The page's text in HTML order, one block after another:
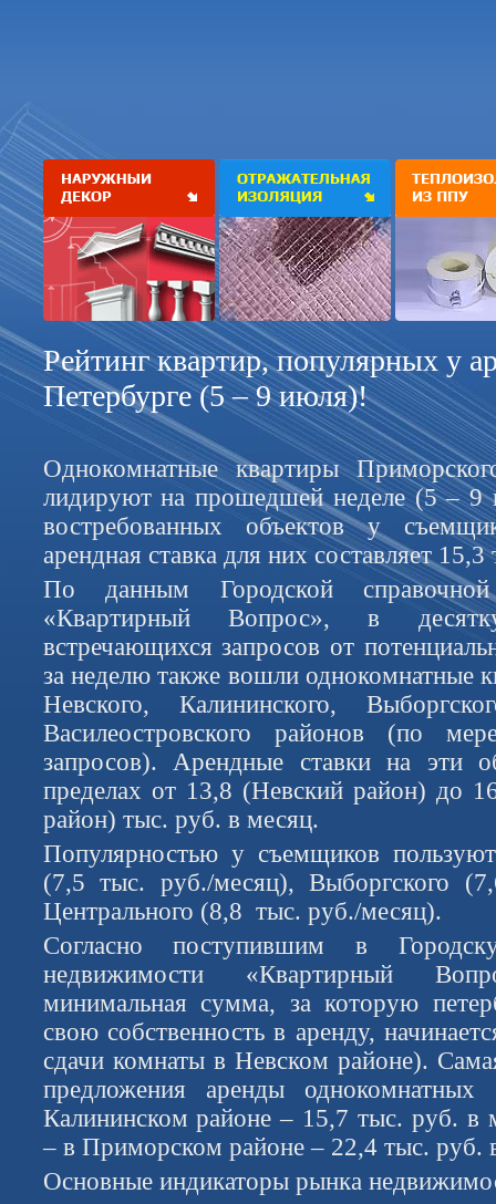
Рейтинг квартир, популярных у
Петербурге (5 – 9 июля)!
Однокомнатные квартиры
лидируют на прошедшей неделе (5 – 9
востребованных объектов у
арендная ставка для них составляет
По данным Городской
«Квартирный Вопрос», в
встречающихся запросов от
за неделю также вошли однокомнатные
Невского, Калининского,
Василеостровского районов (по
запросов). Арендные ставки на эти
пределах от 13,8 (Невский район) до
район) тыс. руб. в месяц.
Популярностью у съемщиков
(7,5 тыс. руб./месяц), Выборгского
Центрального (8,8 тыс. руб./месяц).
Согласно поступившим в
недвижимости «Квартирный
минимальная сумма, за которую
свою собственность в аренду,
сдачи комнаты в Невском районе).
предложения аренды однокомнатных
Калининском районе – 15,7 тыс. руб. в
– в Приморском районе – 22,4 тыс. руб.
Основные индикаторы рынка